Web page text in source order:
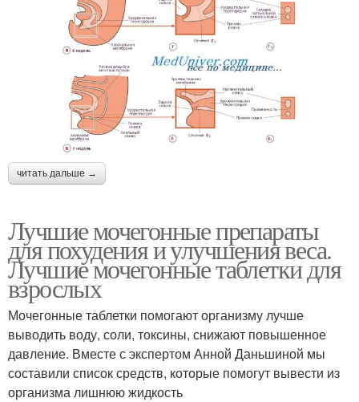
читать дальше →
Лучшие мочегонные препараты
для похудения и улучшения веса.
Лучшие мочегонные таблетки для
взрослых
Мочегонные таблетки помогают организму лучше
выводить воду, соли, токсины, снижают повышенное
давление. Вместе с экспертом Анной Даньшиной мы
составили список средств, которые помогут вывести из
организма лишнюю жидкость